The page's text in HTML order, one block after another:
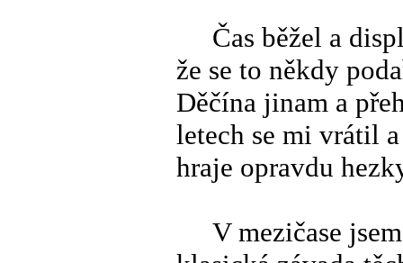
Čas běžel a
že se to někdy
Děčína jinam a
letech se mi vrátil
hraje opravdu
V mezičase